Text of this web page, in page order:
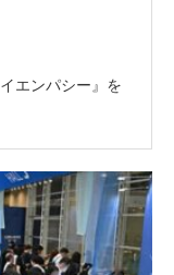
エンパシー』を